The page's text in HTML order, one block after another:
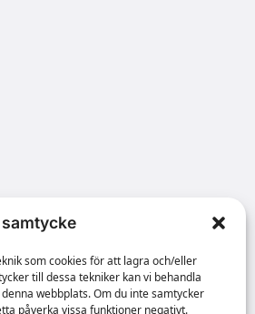
som cookies för att lagra och/eller
till dessa tekniker kan vi behandla
webbplats. Om du inte samtycker
påverka vissa funktioner negativt.